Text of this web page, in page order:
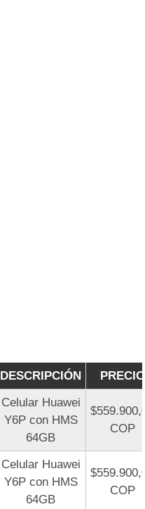
DESCRIPCIÓN
PRECIO
Celular Huawei
Y6P con HMS
64GB
COP
Celular Huawei
Y6P con HMS
64GB
COP